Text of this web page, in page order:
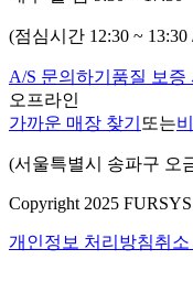
(점심시간 12:30 ~
A/S 문의하기 품질 보증
오프라인
가까운 매장 찾기 또는
(서울특별시 송파구 오
Copyright 2025
개인정보 처리방침취